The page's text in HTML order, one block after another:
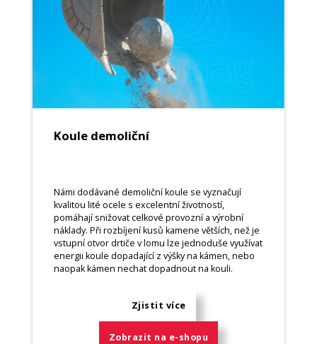
Koule demoliční
Námi dodávané demoliční koule se vyznačují
kvalitou lité ocele s excelentní životností,
pomáhají snižovat celkové provozní a výrobní
náklady. Při rozbíjení kusů kamene větších, než je
vstupní otvor drtiče v lomu lze jednoduše využívat
energii koule dopadající z výšky na kámen, nebo
naopak kámen nechat dopadnout na kouli.
Zjistit více
Zobrazit na e-shopu